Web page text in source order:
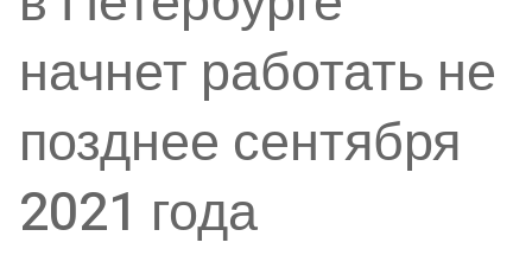
начнет работать не
позднее сентября
2021 года